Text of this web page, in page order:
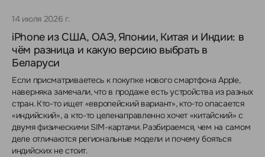
14 июля 2026 г.
iPhone из США, ОАЭ, Японии, Китая и Индии: в
чём разница и какую версию выбрать в
Беларуси
Если присматриваетесь к покупке нового смартфона Apple,
наверняка замечали, что в продаже есть устройства из разных
стран. Кто-то ищет «европейский вариант», кто-то опасается
«индийский», а кто-то целенаправленно хочет «китайский» с
двумя физическими SIM-картами. Разбираемся, чем на самом
деле отличаются региональные модели и почему бояться
индийских не стоит.